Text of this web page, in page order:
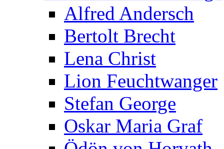
Alfred Andersch
Bertolt Brecht
Lena Christ
Lion Feuchtwanger
Stefan George
Oskar Maria Graf